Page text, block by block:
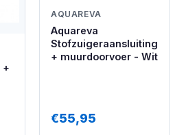
+
AQUAREVA
Aquareva
Stofzuigeraansluiting
+ muurdoorvoer - Wit
€55,95